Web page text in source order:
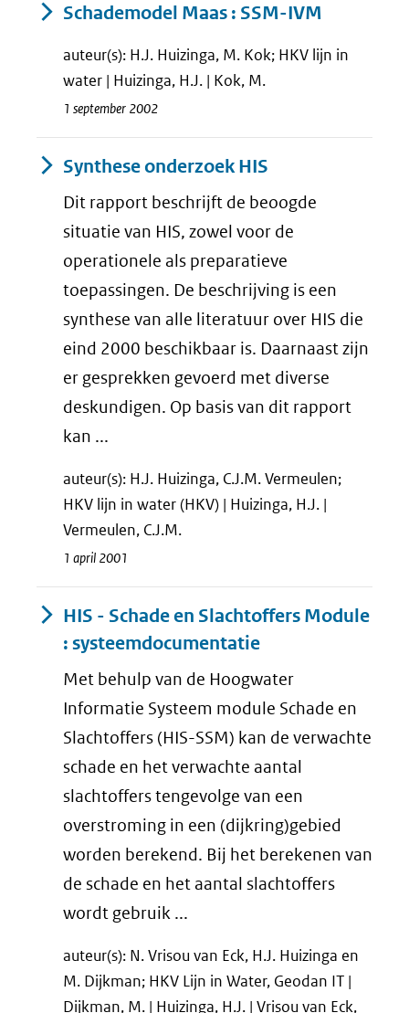
Schademodel Maas : SSM-IVM
auteur(s): H.J. Huizinga, M. Kok; HKV lijn in
water | Huizinga, H.J. | Kok, M.
1 september 2002
Synthese onderzoek HIS
Dit rapport beschrijft de beoogde
situatie van HIS, zowel voor de
operationele als preparatieve
toepassingen. De beschrijving is een
synthese van alle literatuur over HIS die
eind 2000 beschikbaar is. Daarnaast zijn
er gesprekken gevoerd met diverse
deskundigen. Op basis van dit rapport
kan ...
auteur(s): H.J. Huizinga, C.J.M. Vermeulen;
HKV lijn in water (HKV) | Huizinga, H.J. |
Vermeulen, C.J.M.
1 april 2001
HIS - Schade en Slachtoffers Module
: systeemdocumentatie
Met behulp van de Hoogwater
Informatie Systeem module Schade en
Slachtoffers (HIS-SSM) kan de verwachte
schade en het verwachte aantal
slachtoffers tengevolge van een
overstroming in een (dijkring)gebied
worden berekend. Bij het berekenen van
de schade en het aantal slachtoffers
wordt gebruik ...
auteur(s): N. Vrisou van Eck, H.J. Huizinga en
M. Dijkman; HKV Lijn in Water, Geodan IT |
Dijkman, M. | Huizinga, H.J. | Vrisou van Eck,